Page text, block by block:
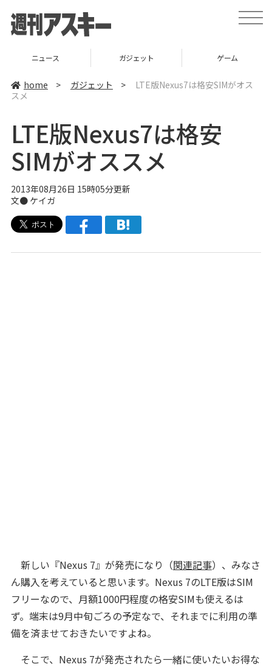
t
o
v
ニュース ガジェット ゲーム
home > ガジェット >
LTE版Nexus7は格安SIMがオス
スメ
LTE版Nexus7は格安
SIMがオススメ
2013年08月26日 15時05分更新
文● ケイガ
新しい『Nexus 7』が発売になり（関連記事）、みなさ
ん購入を考えていると思います。Nexus 7のLTE版はSIM
フリーなので、月額1000円程度の格安SIMも使えるは
ず。端末は9月中旬ごろの予定なで、それまでに利用の準
備を済ませておきたいですよね。
そこで、Nexus 7が発売されたら一緒に使いたいお得な